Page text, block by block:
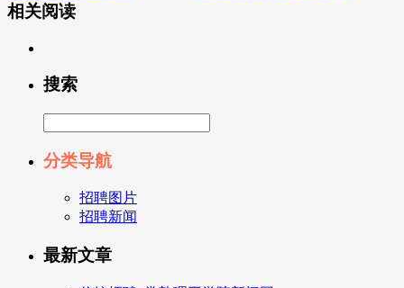
相关阅读
搜索
分类导航
招聘图片
招聘新闻
最新文章